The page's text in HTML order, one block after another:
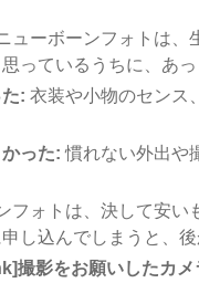
ューボーンフォトは、
っているうちに、あ
: 衣装や小物のセンス
った: 慣れない外出や
フォトは、決して安い
し込んでしまうと、
影をお願いしたカ